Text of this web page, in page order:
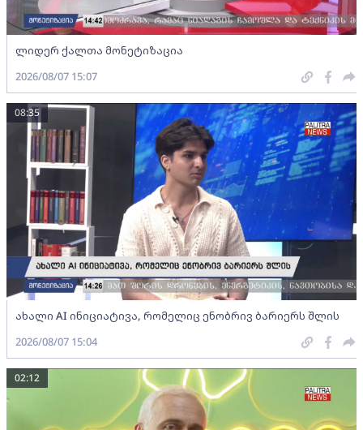
ლიდერ ქალთა მონეტიზაცია
2026/08/07 15:07
ახალი AI ინიციატივა, რომელიც ენობრივ ბარიერს შლის
08:35
2026/08/07 15:04
02:12